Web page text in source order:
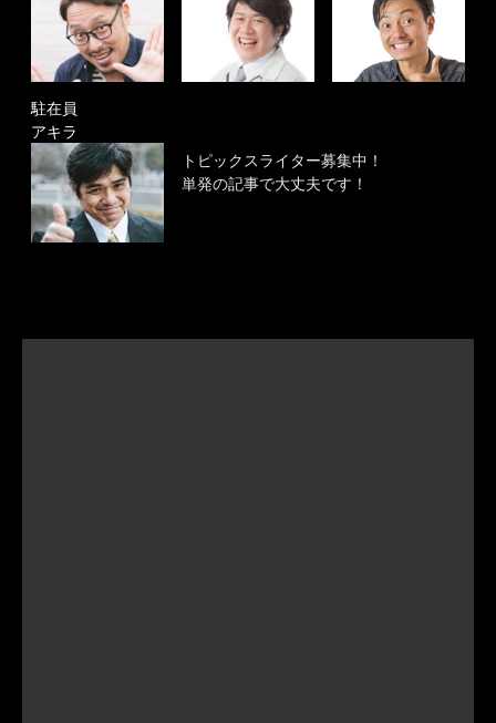
駐在員
アキラ
トピックスライター募集中！
単発の記事で大丈夫です！